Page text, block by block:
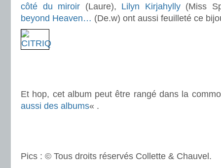
côté du miroir (Laure), Lilyn Kirjahylly(Miss
beyond Heaven… (De.w) ont aussi feuilleté ce
Et hop, cet album peut être rangé dans la
aussi des albums« .
Pics : © Tous droits réservés Collette & Chauvel.